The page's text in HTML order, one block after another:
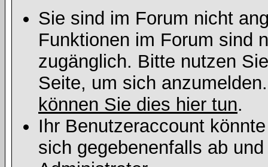
Sie sind im Forum nicht
Funktionen im Forum sind
zugänglich. Bitte nutzen
Seite, um sich
können Sie dies hier tun.
Ihr Benutzeraccount
sich gegebenenfalls ab